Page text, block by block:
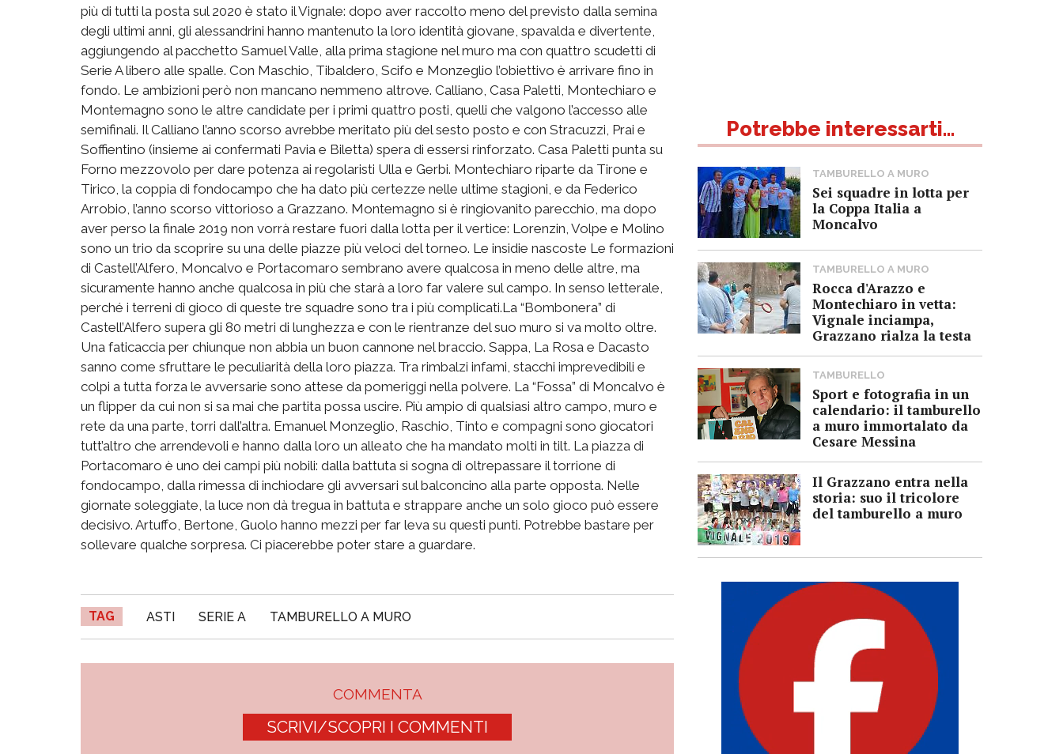
più di tutti la posta sul 2020 è stato il Vignale: dopo aver raccolto meno del previsto dalla semina
degli ultimi anni, gli alessandrini hanno mantenuto la loro identità giovane, spavalda e divertente,
aggiungendo al pacchetto Samuel Valle, alla prima stagione nel muro ma con quattro scudetti di
Serie A libero alle spalle. Con Maschio, Tibaldero, Scifo e Monzeglio l’obiettivo è arrivare fino in
fondo. Le ambizioni però non mancano nemmeno altrove. Calliano, Casa Paletti, Montechiaro e
Montemagno sono le altre candidate per i primi quattro posti, quelli che valgono l’accesso alle
semifinali. Il Calliano l’anno scorso avrebbe meritato più del sesto posto e con Stracuzzi, Prai e
Soffientino (insieme ai confermati Pavia e Biletta) spera di essersi rinforzato. Casa Paletti punta su
Forno mezzovolo per dare potenza ai regolaristi Ulla e Gerbi. Montechiaro riparte da Tirone e
Tirico, la coppia di fondocampo che ha dato più certezze nelle ultime stagioni, e da Federico
Arrobio, l’anno scorso vittorioso a Grazzano. Montemagno si è ringiovanito parecchio, ma dopo
aver perso la finale 2019 non vorrà restare fuori dalla lotta per il vertice: Lorenzin, Volpe e Molino
sono un trio da scoprire su una delle piazze più veloci del torneo. Le insidie nascoste Le formazioni
di Castell’Alfero, Moncalvo e Portacomaro sembrano avere qualcosa in meno delle altre, ma
sicuramente hanno anche qualcosa in più che starà a loro far valere sul campo. In senso letterale,
perché i terreni di gioco di queste tre squadre sono tra i più complicati.La “Bombonera” di
Castell’Alfero supera gli 80 metri di lunghezza e con le rientranze del suo muro si va molto oltre.
Una faticaccia per chiunque non abbia un buon cannone nel braccio. Sappa, La Rosa e Dacasto
sanno come sfruttare le peculiarità della loro piazza. Tra rimbalzi infami, stacchi imprevedibili e
colpi a tutta forza le avversarie sono attese da pomeriggi nella polvere. La “Fossa” di Moncalvo è
un flipper da cui non si sa mai che partita possa uscire. Più ampio di qualsiasi altro campo, muro e
rete da una parte, torri dall’altra. Emanuel Monzeglio, Raschio, Tinto e compagni sono giocatori
tutt’altro che arrendevoli e hanno dalla loro un alleato che ha mandato molti in tilt. La piazza di
Portacomaro è uno dei campi più nobili: dalla battuta si sogna di oltrepassare il torrione di
fondocampo, dalla rimessa di inchiodare gli avversari sul balconcino alla parte opposta. Nelle
giornate soleggiate, la luce non dà tregua in battuta e strappare anche un solo gioco può essere
decisivo. Artuffo, Bertone, Guolo hanno mezzi per far leva su questi punti. Potrebbe bastare per
sollevare qualche sorpresa. Ci piacerebbe poter stare a guardare.
TAG ASTI SERIE A TAMBURELLO A MURO
COMMENTA
SCRIVI/SCOPRI I COMMENTI
Potrebbe interessarti...
TAMBURELLO A MURO
Sei squadre in lotta per
la Coppa Italia a
Moncalvo
TAMBURELLO A MURO
Rocca d'Arazzo e
Montechiaro in vetta:
Vignale inciampa,
Grazzano rialza la testa
TAMBURELLO
Sport e fotografia in un
calendario: il tamburello
a muro immortalato da
Cesare Messina
Il Grazzano entra nella
storia: suo il tricolore
del tamburello a muro